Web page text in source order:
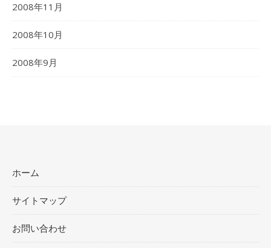
2008年11月
2008年10月
2008年9月
ホーム
サイトマップ
お問い合わせ